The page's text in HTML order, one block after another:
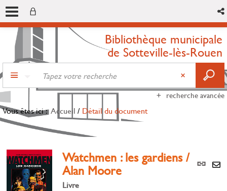
Bibliothèque municipale
de Sotteville-lès-Rouen
recherche avancée
Vous êtes ici : Accueil / Détail du document
Lien
Watchmen : les gardiens /
Alan Moore
Livre